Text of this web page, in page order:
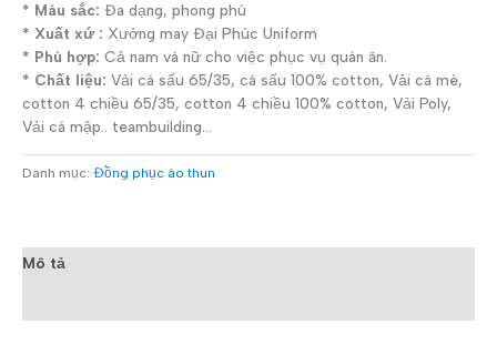
* Màu sắc: Đa dạng, phong phú
* Xuất xứ : Xưởng may Đại Phúc Uniform
* Phù hợp: Cả nam và nữ cho việc phục vụ quán ăn.
* Chất liệu: Vải cá sấu 65/35, cá sấu 100% cotton, Vải cá mè,
cotton 4 chiều 65/35, cotton 4 chiều 100% cotton, Vải Poly,
Vải cá mập.. teambuilding…
Danh mục: Đồng phục áo thun
Mô tả